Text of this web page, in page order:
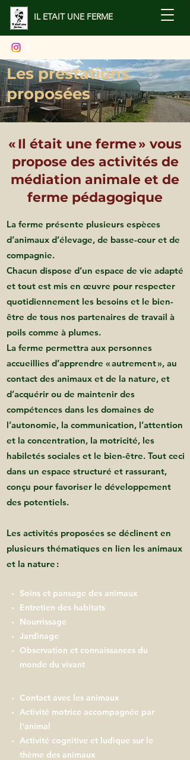
IL ETAIT UNE FERME
Les prestations
proposées
« Il était une ferme » vous
propose des activités de
médiation animale et de
ferme pédagogique
La ferme présente plusieurs espèces
d’animaux d’élevage, de basse-cour et de
compagnie.
Chacun dispose d’un espace de vie adapté
et tout est mis en œuvre pour respecter
quotidiennement les besoins et le bien-
être de tous nos partenaires de travail à
poils comme à plumes.
La ferme permettra aux personnes
accueillies d’apprendre « autrement », au
contact des animaux et de la nature, et
d’acquérir ou de maintenir des
compétences dans les domaines de
l’autonomie, la communication, l’attention
et la concentration, la motricité, les
habiletés sociales et le bien-être. Tout ceci
dans un espace structuré et rassurant,
conçu pour favoriser le développement
des potentiels.
Les activités proposées se déclinent en
plusieurs thématiques en lien les animaux
et la nature :
Soins et pansage des animaux
Entretien des habitats
Nourrissage
Jardinage
Observation et connaissances du
monde du vivant
Contact avec les animaux
Activité motrice accompagnée par
l'animal
Activité cognitive et ludique sur le
thème des animaux